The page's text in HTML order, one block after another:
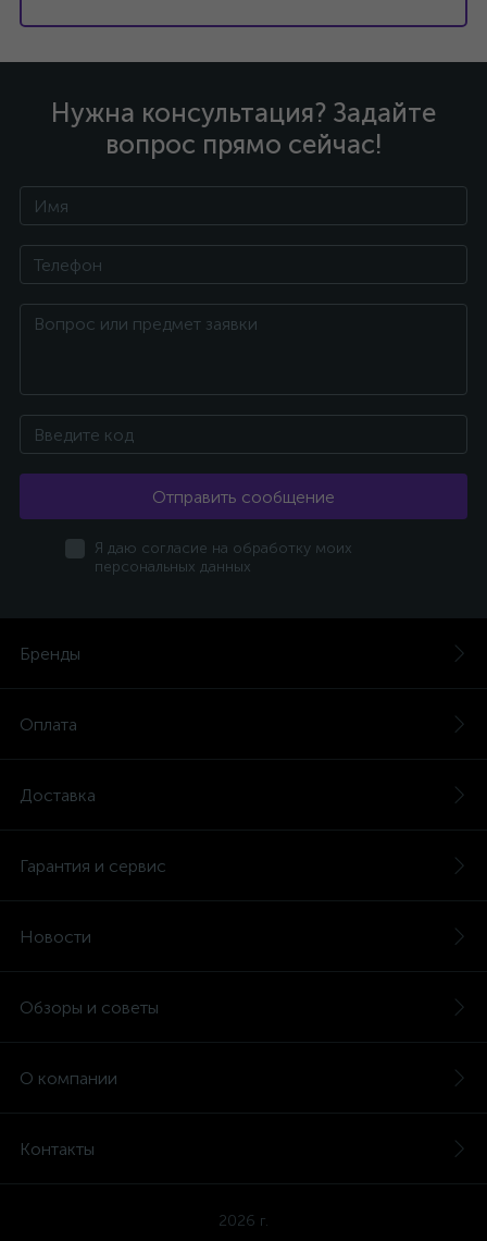
Нужна консультация? Задайте
вопрос прямо сейчас!
Отправить сообщение
Я даю согласие на обработку моих
персональных данных
Бренды
Оплата
Доставка
Гарантия и сервис
Новости
Обзоры и советы
О компании
Контакты
2026 г.